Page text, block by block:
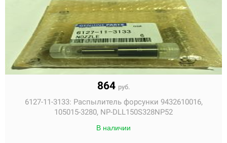
864 руб.
6127-11-3133: Распылитель форсунки 9432610016,
105015-3280, NP-DLL150S328NP52
В наличии